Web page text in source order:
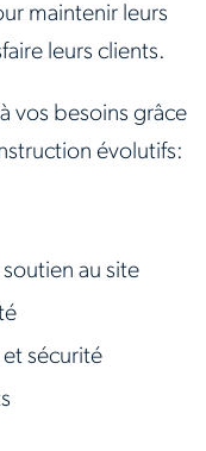
maintenir leurs
leurs clients.
vos besoins grâce
évolutifs:
au site
sécurité